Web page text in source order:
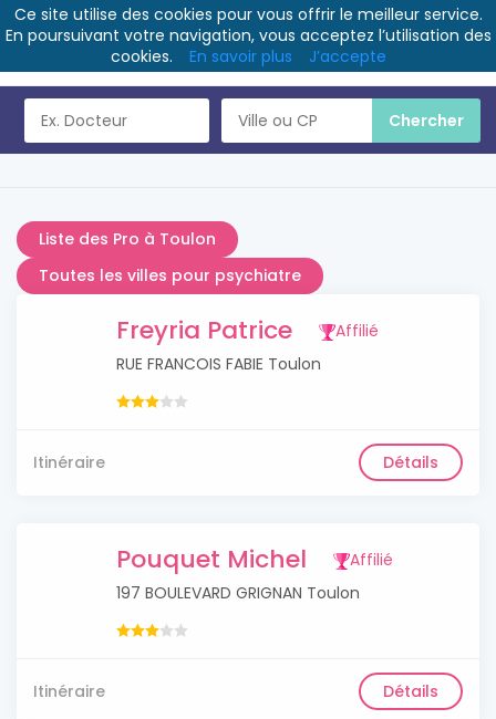
Liste des Pro à Toulon
Toutes les villes pour psychiatre
Freyria Patrice
Affilié
RUE FRANCOIS FABIE Toulon
Itinéraire Détails
Pouquet Michel
Affilié
197 BOULEVARD GRIGNAN Toulon
Itinéraire Détails
Ce site utilise des cookies pour vous offrir le meilleur service.
En poursuivant votre navigation, vous acceptez l’utilisation des
cookies.
En savoir plus J’accepte